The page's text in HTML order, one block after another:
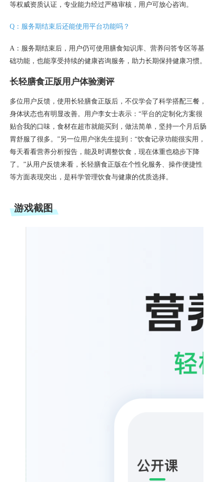
等权威资质认证，专业能力经过严格审核，用户可放心咨询。
Q：服务期结束后还能使用平台功能吗？
A：服务期结束后，用户仍可使用膳食知识库、营养问答专区等基
础功能，也能享受持续的健康咨询服务，助力长期保持健康习惯。
长轻膳食正版用户体验测评
多位用户反馈，使用长轻膳食正版后，不仅学会了科学搭配三餐，
身体状态也有明显改善。用户李女士表示：“平台的定制化方案很
贴合我的口味，食材在超市就能买到，做法简单，坚持一个月后肠
胃舒服了很多。”另一位用户张先生提到：“饮食记录功能很实用，
每天看看营养分析报告，能及时调整饮食，现在体重也稳步下降
了。”从用户反馈来看，长轻膳食正版在个性化服务、操作便捷性
等方面表现突出，是科学管理饮食与健康的优质选择。
游戏截图